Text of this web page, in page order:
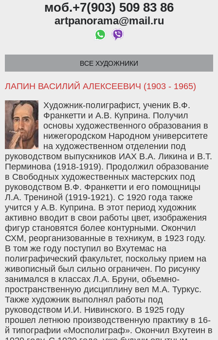
моб.+7(903) 509 83 86
artpanorama@mail.ru
ВСЕ ХУДОЖНИКИ
ЛАПИН ВАСИЛИЙ АЛЕКСЕЕВИЧ (1903 - 1965)
Художник-полиграфист, ученик В.Ф.
Франкетти и А.В. Куприна. Получил
основы художественного образования в
нижегородском Народном университете
на художественном отделении под
руководством выпускников ИАХ В.А. Ликина и В.Т.
Перминова (1918-1919). Продолжил образование
в Свободных художественных мастерских под
руководством В.Ф. Франкетти и его помощницы
Л.А. Трениной (1919-1921). С 1920 года также
учится у А.В. Куприна. В этот период художник
активно вводит в свои работы цвет, изображения
фигур становятся более контурными. Окончил
СХМ, реорганизованные в техникум, в 1923 году.
В том же году поступил во Вхутемас на
полиграфический факультет, поскольку прием на
живописный был сильно ограничен. По рисунку
занимался в классах Л.А. Бруни, объемно-
пространственную дисциплину вел М.А. Туркус.
Также художник выполнял работы под
руководством И.И. Нивинского. В 1925 году
прошел летнюю производственную практику в 16-
й типографии «Мосполиграф». Окончил Вхутеин в